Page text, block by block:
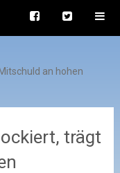
an hohen
trägt